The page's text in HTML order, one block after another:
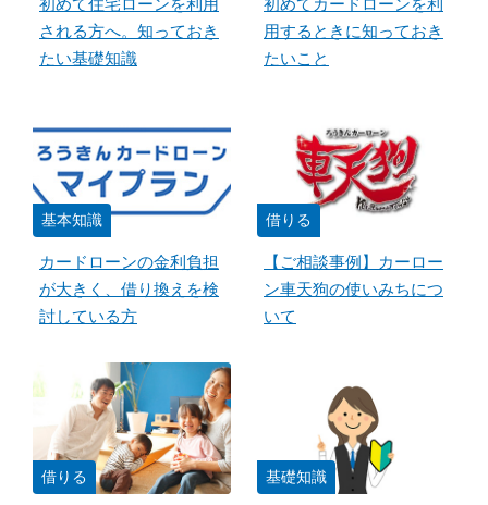
初めて住宅ローンを利用
される方へ。知っておき
たい基礎知識
初めてカードローンを利
用するときに知っておき
たいこと
基本知識
カードローンの金利負担
が大きく、借り換えを検
討している方
借りる
【ご相談事例】カーロー
ン車天狗の使いみちにつ
いて
借りる 基礎知識